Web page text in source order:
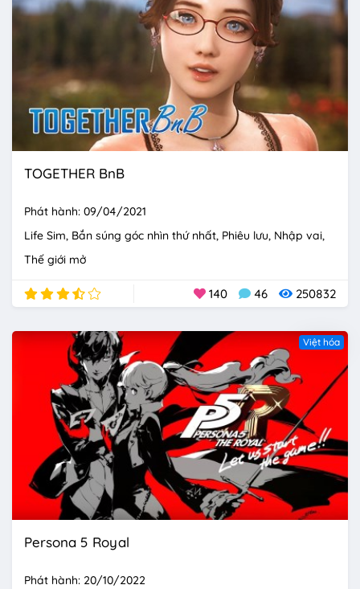
TOGETHER BnB
Phát hành: 09/04/2021
Life Sim Bắn súng góc nhìn thứ nhất Phiêu lưu Nhập vai
Thế giới mở
140 46 250832
Việt hóa
Persona 5 Royal
Phát hành: 20/10/2022